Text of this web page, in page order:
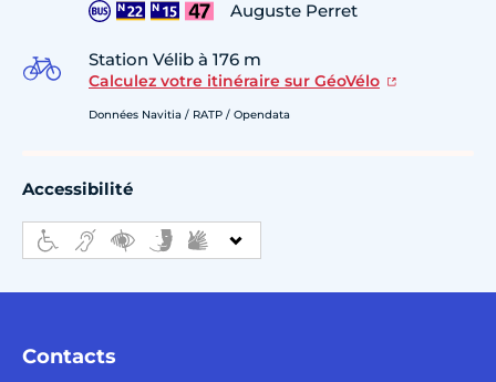
Auguste Perret
Station Vélib à 176 m
Calculez votre itinéraire sur GéoVélo
Données Navitia / RATP / Opendata
Accessibilité
Contacts